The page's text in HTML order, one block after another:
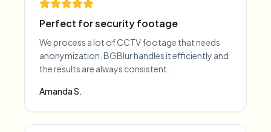
Perfect for security footage
We process a lot of CCTV footage that needs
anonymization. BGBlur handles it efficiently and
the results are always consistent.
Amanda S.